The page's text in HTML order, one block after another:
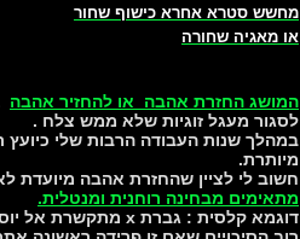
מחשש סטרא אחרא כישוף שחור
או מאגיה שחורה
המושג החזרת אהבה או להחזיר אהבה
לסגור מעגל זוגיות שלא ממש צלח .
במהלך שנות העבודה הרבות שלי
מיותרת.
חשוב לי לציין שהחזרת אהבה מיועדת
מתאימים מבחינה רוחנית ומנטלית.
דוגמא קלסית : גברת x מתקשרת אל יוסף חי על מנת להחזיר את האהבה מאדון y למרות שנפרדו רק לפני יומיים .